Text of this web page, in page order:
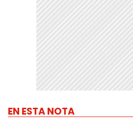
EN ESTA NOTA